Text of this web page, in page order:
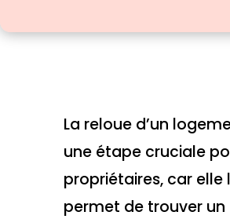
La reloue d’un
une étape cruciale
propriétaires, car elle
permet de trouver un